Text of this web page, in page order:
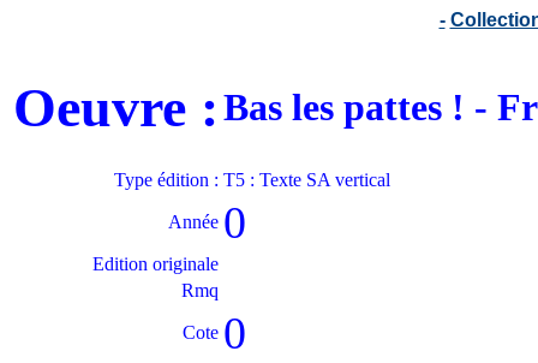
-
Oeuvre :Bas les pattes ! -
Type édition : T5 : Texte SA vertical
Année 0
Edition originale
Rmq
Cote 0